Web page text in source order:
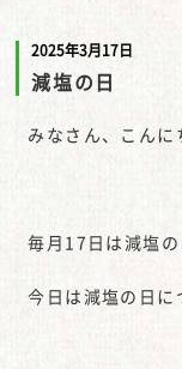
2025年3月17日
減塩の日
みなさん、こんに
毎月17日は減塩の
今日は減塩の日に